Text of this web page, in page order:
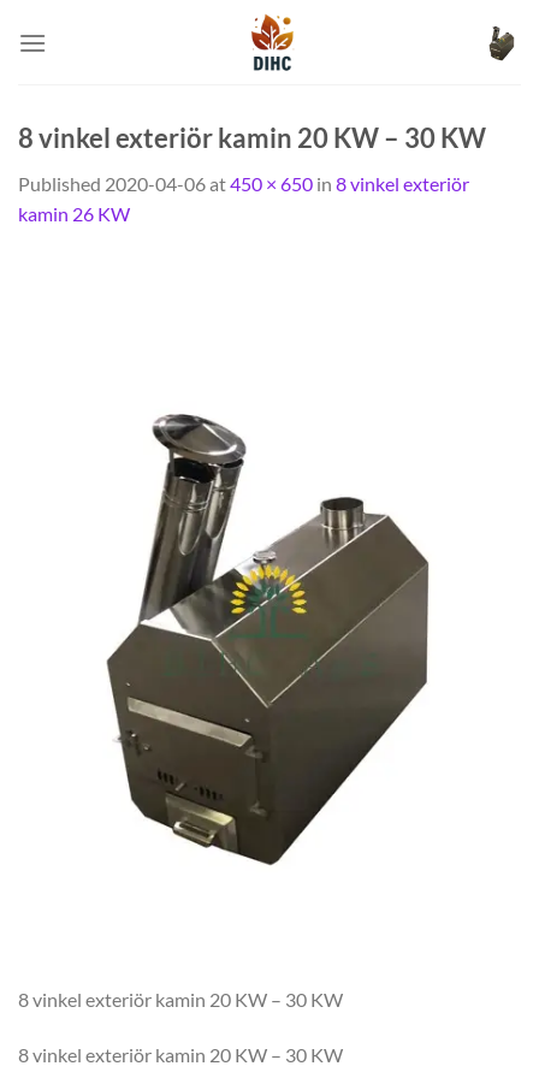
8 vinkel exteriör kamin 20 KW – 30 KW
Published 2020-04-06at450 × 650 in 8 vinkel exteriör
kamin 26 KW
8 vinkel exteriör kamin 20 KW – 30 KW
8 vinkel exteriör kamin 20 KW – 30 KW